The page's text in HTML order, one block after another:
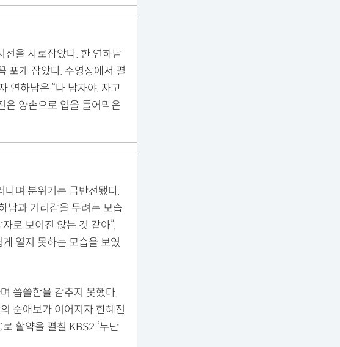
선을 사로잡았다. 한 연하남
포개 잡았다. 수영장에서 펼
연하남은 “나 남자야. 자고
은 양손으로 입을 틀어막은
며 분위기는 급반전됐다.
남과 거리감을 두려는 모습
로 보이진 않는 것 같아”,
열지 못하는 모습을 보였
씁쓸함을 감추지 못했다.
순애보가 이어지자 한혜진
활약을 펼칠 KBS2 ‘누난